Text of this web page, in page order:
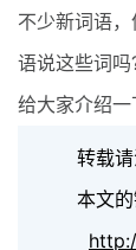
不少新词语，
语说这些词
给大家介绍
转载
本文